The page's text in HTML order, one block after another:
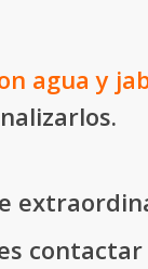
agua y